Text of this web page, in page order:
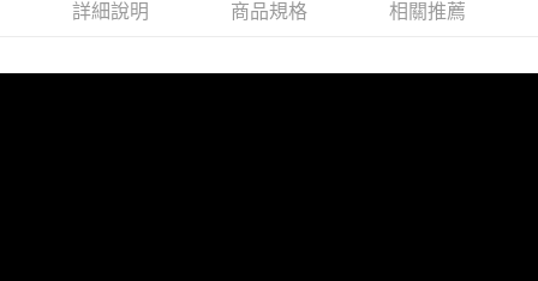
詳細說明 商品規格 相關推薦